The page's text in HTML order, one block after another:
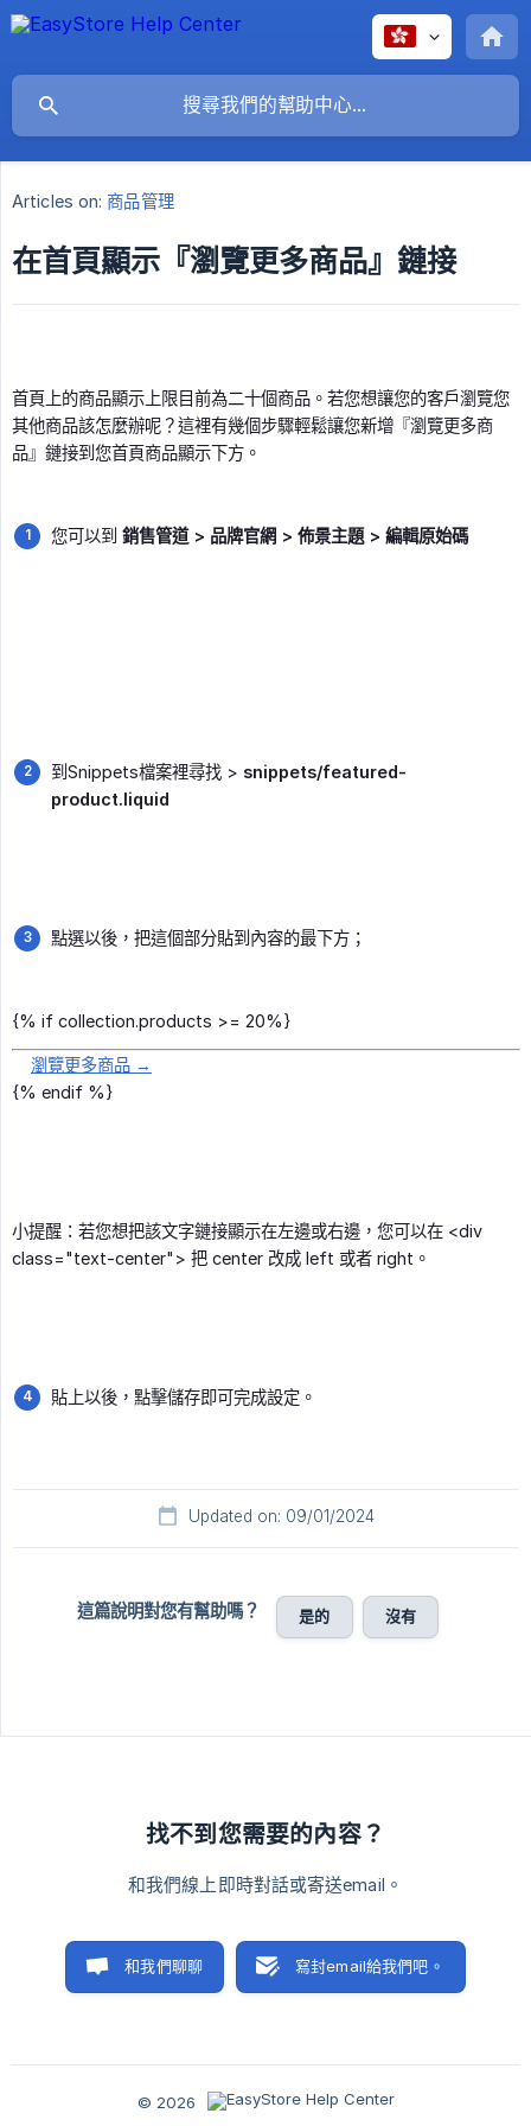
Articles on: 商品管理
在首頁顯示『瀏覽更多商品』鏈接
首頁上的商品顯示上限目前為二十個商品。若您想讓您的客戶瀏覽您
其他商品該怎麼辦呢？這裡有幾個步驟輕鬆讓您新增『瀏覽更多商
品』鏈接到您首頁商品顯示下方。
您可以到 銷售管道 > 品牌官網 > 佈景主題 > 編輯原始碼
到Snippets檔案裡尋找 > snippets/featured-
product.liquid
點選以後，把這個部分貼到內容的最下方；
{% if collection.products >= 20%}
瀏覽更多商品 →
{% endif %}
小提醒：若您想把該文字鏈接顯示在左邊或右邊，您可以在 <div
class="text-center"> 把 center 改成 left 或者 right。
貼上以後，點擊儲存即可完成設定。
Updated on: 09/01/2024
這篇說明對您有幫助嗎？ 是的 沒有
找不到您需要的內容？
和我們線上即時對話或寄送email。
和我們聊聊 寫封email給我們吧。
© 2026